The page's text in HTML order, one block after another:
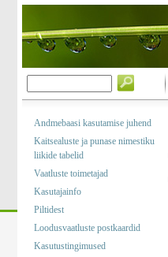
Andmebaasi kasutamise juhend
Kaitsealuste ja punase nimestiku
liikide tabelid
Vaatluste toimetajad
Kasutajainfo
Piltidest
Loodusvaatluste postkaardid
Kasutustingimused